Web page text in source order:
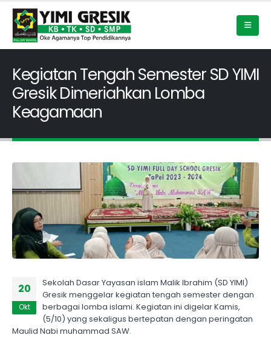
Kegiatan Tengah Semester SD YIMI
Gresik Dimeriahkan Lomba
Keagamaan
20
Okt
Sekolah Dasar Yayasan islam Malik Ibrahim (SD YIMI)
Gresik menggelar kegiatan tengah semester dengan
berbagai lomba islami. Kegiatan ini digelar Kamis,
(5/10) yang sekaligus bertepatan dengan peringatan
Maulid Nabi muhammad SAW.